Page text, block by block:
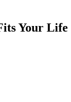
Your Life